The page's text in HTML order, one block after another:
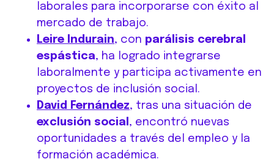
laborales para incorporarse con éxito al
mercado de trabajo.
Leire Indurain, con parálisis cerebral
espástica, ha logrado integrarse
laboralmente y participa activamente en
proyectos de inclusión social.
David Fernández, tras una situación de
exclusión social , encontró nuevas
oportunidades a través del empleo y la
formación académica.